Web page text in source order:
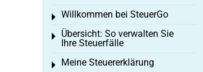
Willkommen bei SteuerGo
Toggle menu
Übersicht: So verwalten Sie
Ihre Steuerfälle
Toggle menu
Meine Steuererklärung
Toggle menu